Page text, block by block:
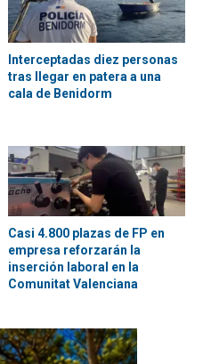
Interceptadas diez personas
tras llegar en patera a una
cala de Benidorm
Casi 4.800 plazas de FP en
empresa reforzarán la
inserción laboral en la
Comunitat Valenciana